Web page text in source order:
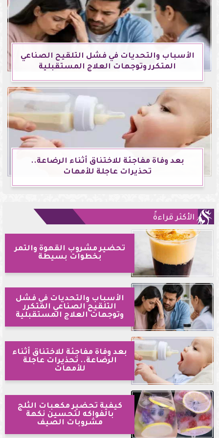
الأسباب والتحديات في فشل التلقيح الصناعي
المتكرر وتوجهات العلاج المستقبلية
بعد وفاة مفاجئة للاختناق أثناء الرضاعة..
تحذيرات عاجلة للأمهات
الأكثر قراءةً
تحضير مشروب القهوة والتمر
بخطوات بسيطة
الأسباب والتحديات في فشل
التلقيح الصناعي المتكرر
وتوجهات العلاج المستقبلية
بعد وفاة مفاجئة للاختناق أثناء
الرضاعة.. تحذيرات عاجلة
للأمهات
كيفية تحضير مكعبات الثلج
بالفواكه لتحسين نكهة
مشروبات الصيف